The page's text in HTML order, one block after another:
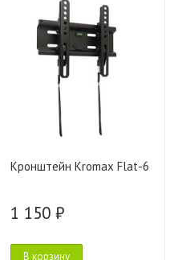
Кронштейн Kromax Flat-6
1 150 ₽
В корзину